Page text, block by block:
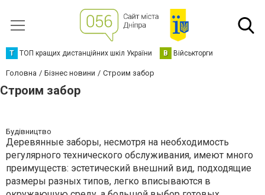
Т ТОП кращих дистанційних шкіл України В Військторги
Головна Бізнес новини Строим забор
Строим забор
Будівництво
Деревянные заборы, несмотря на необходимость
регулярного технического обслуживания, имеют много
преимуществ: эстетический внешний вид, подходящие
размеры разных типов, легко вписываются в